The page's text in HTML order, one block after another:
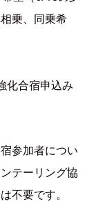
乗、同乗希
化合宿申込み
参加者につい
テーリング協
不要です。